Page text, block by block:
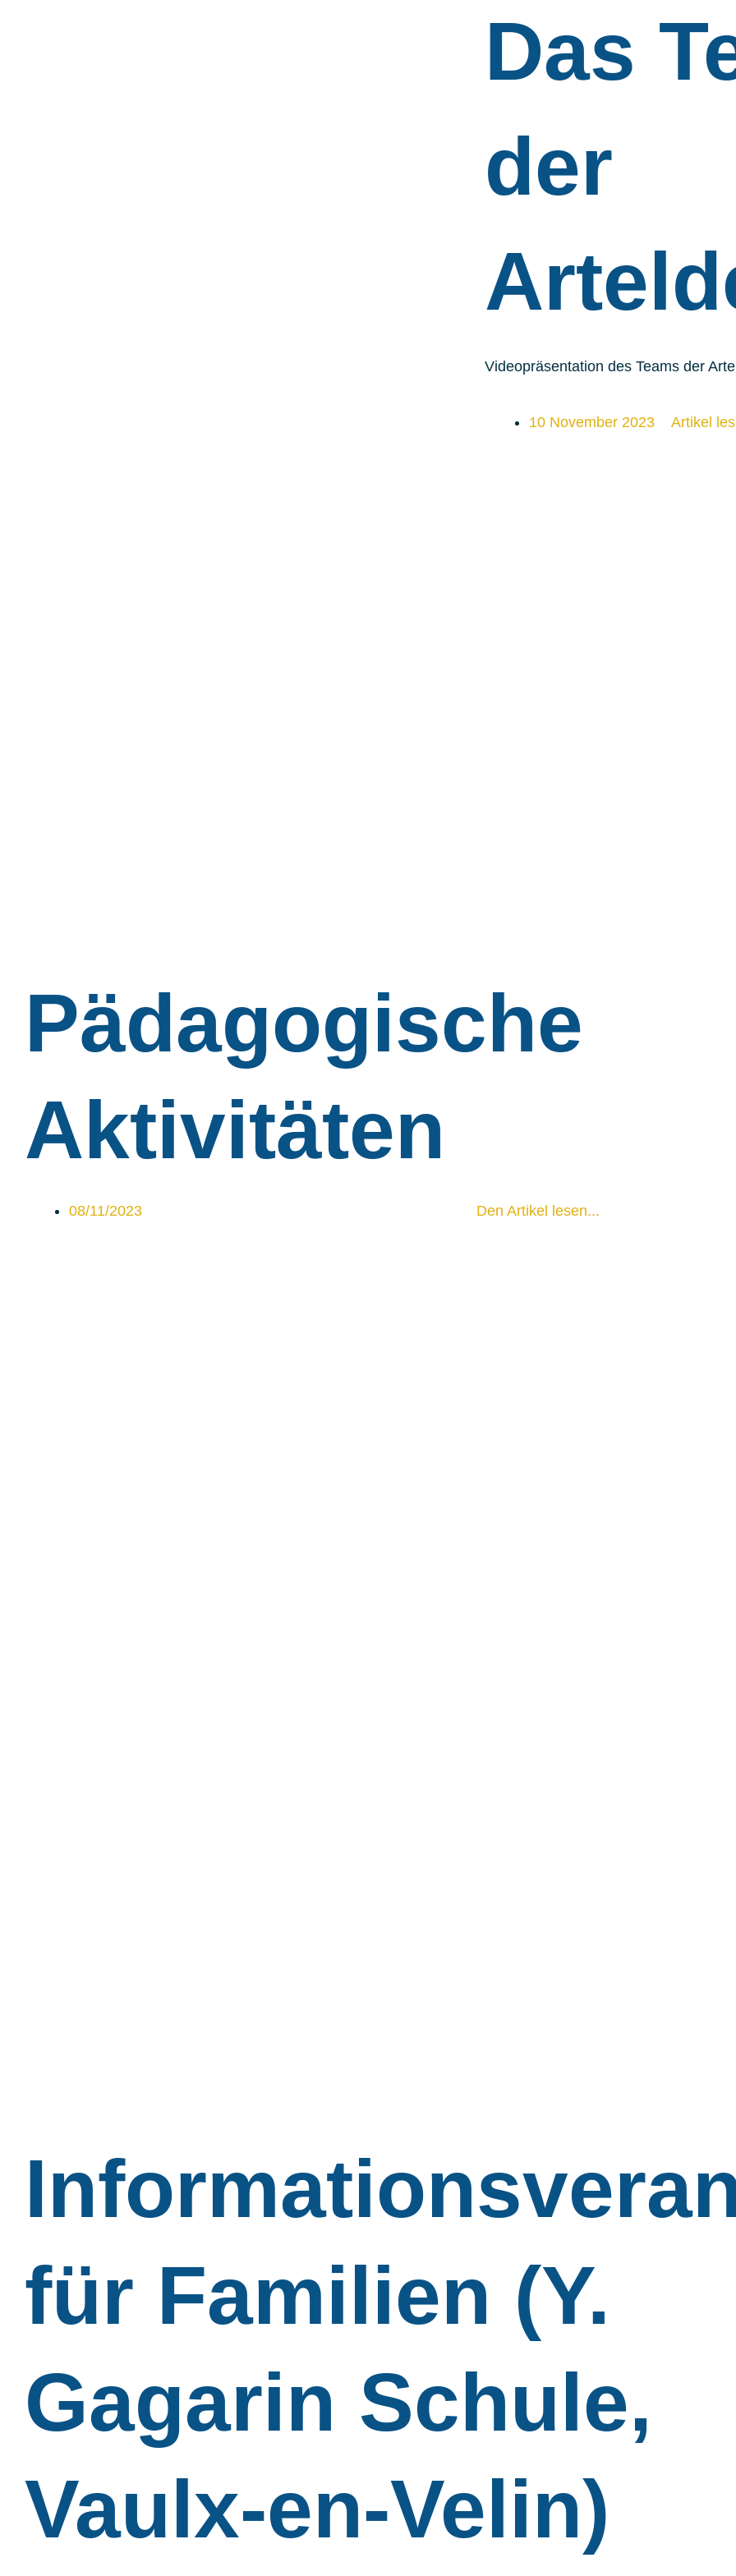
Das
der
Videopräsentation des Teams der
10 November 2023 Artikel
Pädagogische
Aktivitäten
08/11/2023 Den Artikel lesen...
für Familien (Y.
Gagarin Schule,
Vaulx-en-Velin)